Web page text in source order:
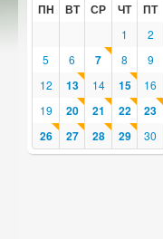
ПН ВТ СР ЧТ ПТ
1 2
5
6 7 8 9
12
13 14 15 16
19
20 21 22 23
26 27 28 29 30